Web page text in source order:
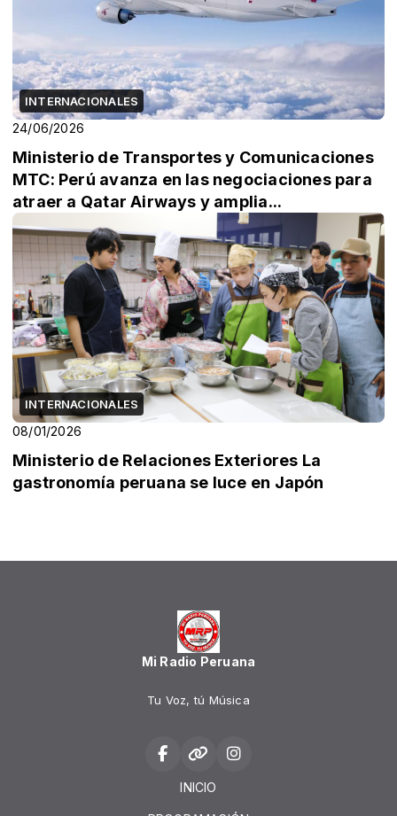
INTERNACIONALES
24/06/2026
Ministerio de Transportes y Comunicaciones
MTC: Perú avanza en las negociaciones para
atraer a Qatar Airways y amplia...
INTERNACIONALES
08/01/2026
Ministerio de Relaciones Exteriores La
gastronomía peruana se luce en Japón
Mi Radio Peruana
Tu Voz, tú Música
INICIO